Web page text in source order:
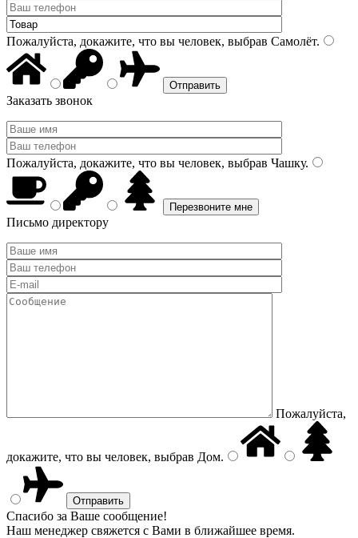
Пожалуйста, докажите, что вы человек, выбрав Самолёт.
Заказать звонок
Пожалуйста, докажите, что вы человек, выбрав Чашку.
Письмо директору
Пожалуйста,
докажите, что вы человек, выбрав Дом.
Спасибо за Ваше сообщение!
Наш менеджер свяжется с Вами в ближайшее время.